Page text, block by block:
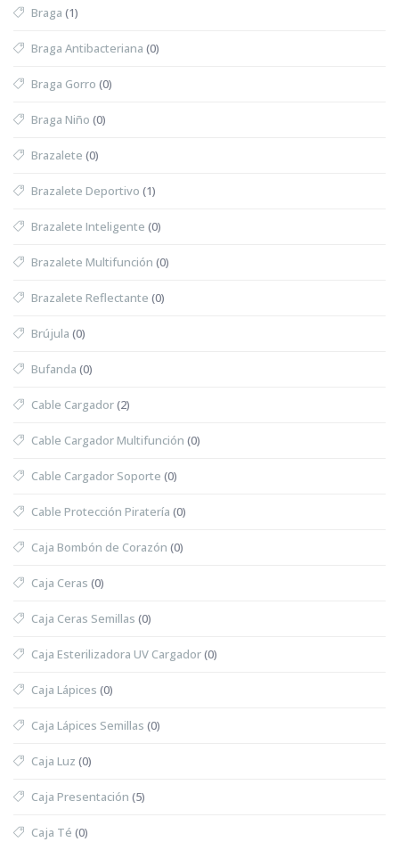
Braga (1)
Braga Antibacteriana (0)
Braga Gorro (0)
Braga Niño (0)
Brazalete (0)
Brazalete Deportivo (1)
Brazalete Inteligente (0)
Brazalete Multifunción (0)
Brazalete Reflectante (0)
Brújula (0)
Bufanda (0)
Cable Cargador(2)
Cable Cargador Multifunción (0)
Cable Cargador Soporte (0)
Cable Protección Piratería (0)
Caja Bombón de Corazón (0)
Caja Ceras (0)
Caja Ceras Semillas (0)
Caja Esterilizadora UV Cargador(0)
Caja Lápices (0)
Caja Lápices Semillas (0)
Caja Luz (0)
Caja Presentación (5)
Caja Té (0)